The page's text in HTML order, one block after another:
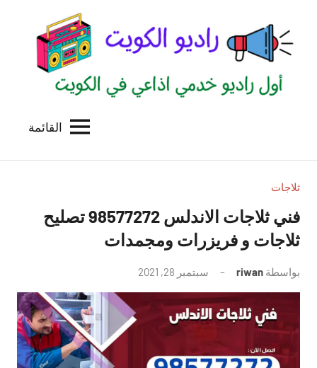
المحتوى
الكويت
للاعلانات
بالكويت
القائمة
ثلاجات
فني ثلاجات الاندلس 98577272 تصليح
ثلاجات و فريزرات ومجمدات
بواسطة riwan سبتمبر 28, 2021
توجد
تعليقات